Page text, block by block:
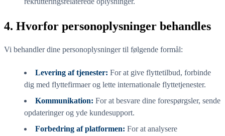
4. Hvorfor personoplysninger behandles
Vi behandler dine personoplysninger til følgende formål:
Levering af tjenester: For at give flyttetilbud, forbinde
dig med flyttefirmaer og lette internationale flyttetjenester.
Kommunikation: For at besvare dine forespørgsler, sende
opdateringer og yde kundesupport.
Forbedring af platformen: For at analysere